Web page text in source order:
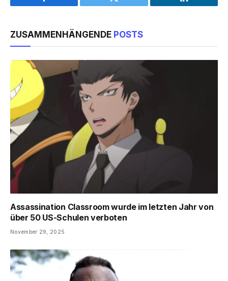
Facebook Twitter LinkedIn
ZUSAMMENHÄNGENDE POSTS
Assassination Classroom wurde im letzten Jahr von
über 50 US-Schulen verboten
November 29, 2025